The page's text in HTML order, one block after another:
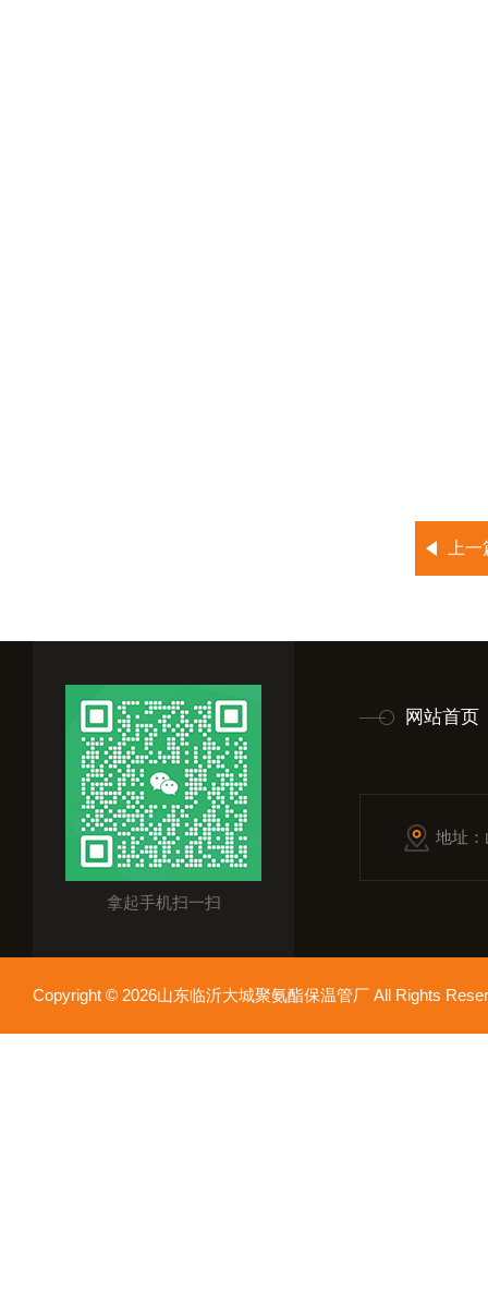
上
拿起手机扫一扫
网站首页
地址
Copyright © 2026山东临沂大城聚氨酯保温管厂 All Rights